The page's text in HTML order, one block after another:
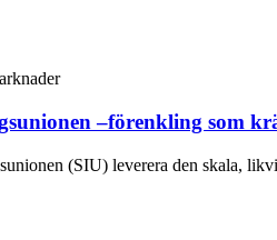
–förenkling som
(SIU) leverera den skala,